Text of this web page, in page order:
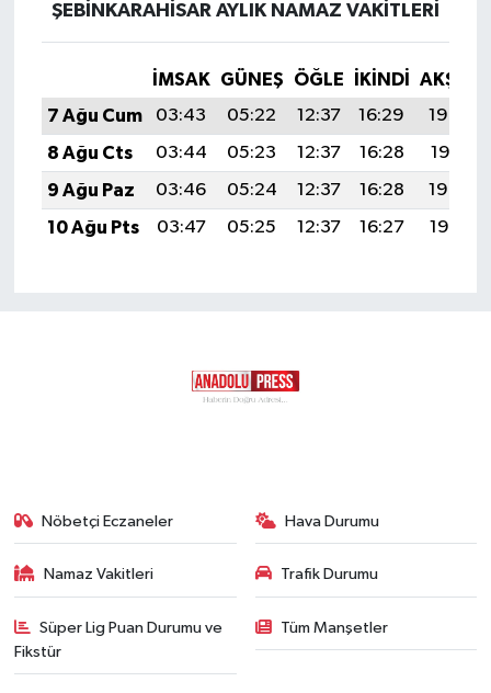
ŞEBINKARAHISAR AYLIK NAMAZ VAKITLERI
İMSAK GÜNEŞ ÖĞLE İKINDI
AKŞAM
7 Ağu Cum
03:43 05:22 12:37 16:29
19:42
8 Ağu Cts
03:44 05:23 12:37 16:28
19:41
9 Ağu Paz
03:46 05:24 12:37 16:28
19:40
10 Ağu Pts
03:47 05:25 12:37 16:27 19:38
Nöbetçi Eczaneler Hava Durumu
Namaz Vakitleri Trafik Durumu
Süper Lig Puan Durumu ve
Fikstür
Tüm Manşetler